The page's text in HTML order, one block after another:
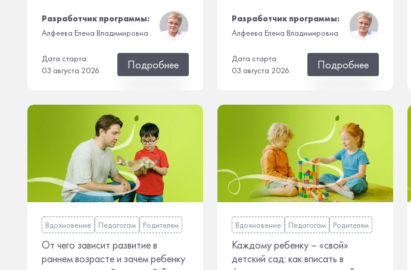
Разработчик программы:
Алфеева Елена Владимировна
Дата старта:
03 августа 2026
Подробнее
Разработчик программы:
Алфеева Елена Владимировна
Дата старта:
03 августа 2026
Подробнее
Вдохновение Педагогам Родителям
От чего зависит развитие в
раннем возрасте и зачем ребенку
Вдохновение Педагогам Родителям
Каждому ребенку – «свой»
детский сад: как вписать в